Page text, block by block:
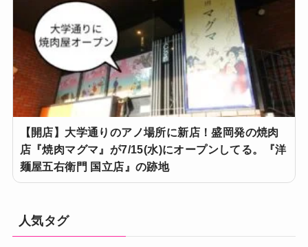
【開店】大学通りのアノ場所に新店！盛岡発の焼肉
店『焼肉マグマ』が7/15(水)にオープンしてる。『洋
麺屋五右衛門 国立店』の跡地
人気タグ